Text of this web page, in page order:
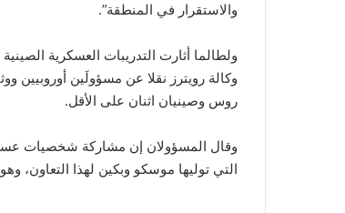
والاستقرار في المنطقة”.
ولطالما أثارت التدريبات العسكرية
روس وصينيان اثنان على الأقل.
وقال المسؤولان إن مشاركة شخصيات
التي توليها موسكو وبكين لهذا التعاون،